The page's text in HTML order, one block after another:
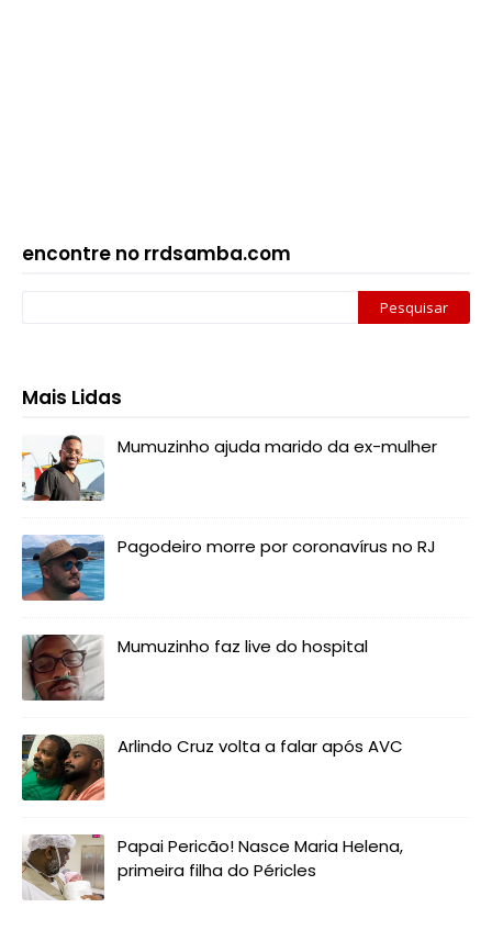
encontre no rrdsamba.com
Mais Lidas
Mumuzinho ajuda marido da ex-mulher
Pagodeiro morre por coronavírus no RJ
Mumuzinho faz live do hospital
Arlindo Cruz volta a falar após AVC
Papai Pericão! Nasce Maria Helena,
primeira filha do Péricles